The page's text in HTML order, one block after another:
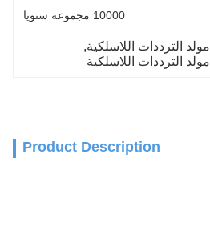
10000 مجموعة سنويا
مولد الترددات اللاسلكية,
مولد الترددات اللاسلكية
Product Description